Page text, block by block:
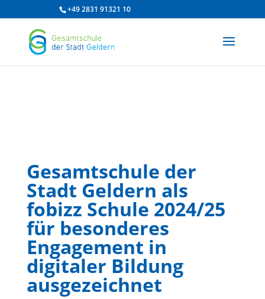
+49 2831 91321 10
Gesamtschule der
Stadt Geldern als
fobizz Schule 2024/25
für besonderes
Engagement in
digitaler Bildung
ausgezeichnet